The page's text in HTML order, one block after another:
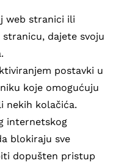
web stranici ili
dajete svoju
postavki u
koje omogućuju
nekih kolačića.
internetskog
blokiraju sve
dopušten pristup